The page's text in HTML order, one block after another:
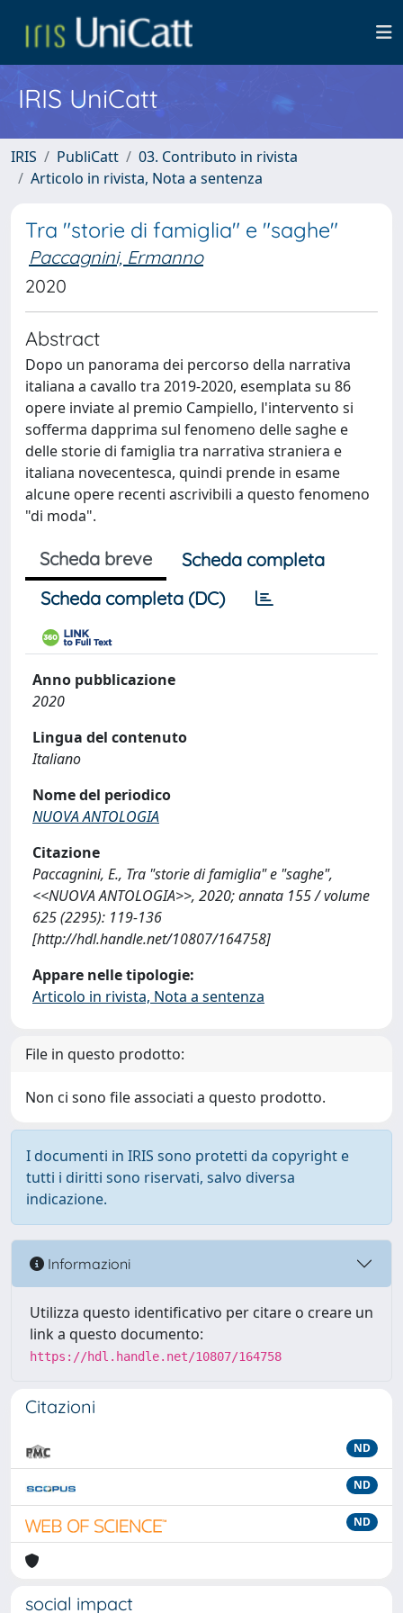
IRIS UniCatt
IRIS PubliCatt
03. Contributo in rivista
Articolo in rivista, Nota a sentenza
Tra "storie di famiglia" e "saghe"
Paccagnini, Ermanno
2020
Abstract
Dopo un panorama dei percorso della narrativa
italiana a cavallo tra 2019-2020, esemplata su 86
opere inviate al premio Campiello, l'intervento si
sofferma dapprima sul fenomeno delle saghe e
delle storie di famiglia tra narrativa straniera e
italiana novecentesca, quindi prende in esame
alcune opere recenti ascrivibili a questo fenomeno
"di moda".
Scheda breve
Scheda completa
Scheda completa (DC)
Anno pubblicazione
2020
Lingua del contenuto
Italiano
Nome del periodico
NUOVA ANTOLOGIA
Citazione
Paccagnini, E., Tra "storie di famiglia" e "saghe",
<<NUOVA ANTOLOGIA>>, 2020; annata 155 / volume
625 (2295): 119-136
[http://hdl.handle.net/10807/164758]
Appare nelle tipologie:
Articolo in rivista, Nota a sentenza
File in questo prodotto:
Non ci sono file associati a questo prodotto.
I documenti in IRIS sono protetti da copyright e
tutti i diritti sono riservati, salvo diversa
indicazione.
Informazioni
Utilizza questo identificativo per citare o creare un
link a questo documento:
https://hdl.handle.net/10807/164758
Citazioni
ND
ND
ND
social impact